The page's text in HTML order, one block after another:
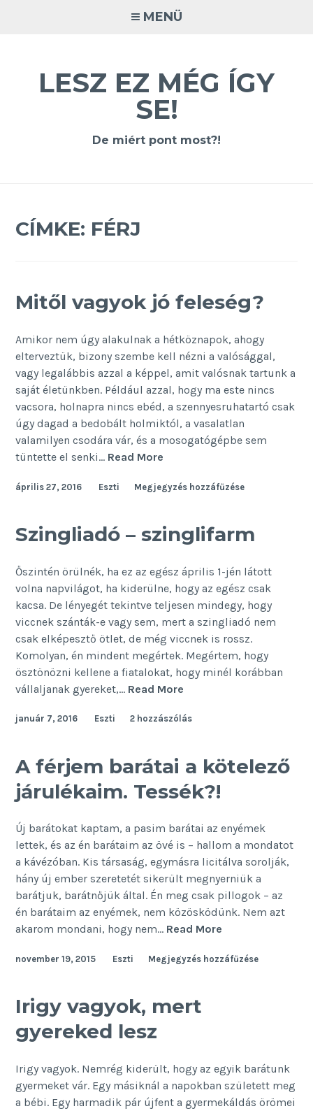
MENÜ
LESZ EZ MÉG ÍGY
SE!
De miért pont most?!
CÍMKE: FÉRJ
Mitől vagyok jó feleség?
Amikor nem úgy alakulnak a hétköznapok, ahogy
elterveztük, bizony szembe kell nézni a valósággal,
vagy legalábbis azzal a képpel, amit valósnak tartunk a
saját életünkben. Például azzal, hogy ma este nincs
vacsora, holnapra nincs ebéd, a szennyesruhatartó csak
úgy dagad a bedobált holmiktól, a vasalatlan
valamilyen csodára vár, és a mosogatógépbe sem
tüntette el senki… Read More
jó
április 27, 2016 Eszti Megjegyzés hozzáfűzése
Szingliadó – szinglifarm
Őszintén örülnék, ha ez az egész április 1-jén látott
volna napvilágot, ha kiderülne, hogy az egész csak
kacsa. De lényegét tekintve teljesen mindegy, hogy
viccnek szánták-e vagy sem, mert a szingliadó nem
csak elképesztő ötlet, de még viccnek is rossz.
Komolyan, én mindent megértek. Megértem, hogy
ösztönözni kellene a fiatalokat, hogy minél korábban
vállaljanak gyereket,… Read More
szinglifarm
január 7, 2016 Eszti 2 hozzászólás
A férjem barátai a kötelező
járulékaim. Tessék?!
Új barátokat kaptam, a pasim barátai az enyémek
lettek, és az én barátaim az övé is – hallom a mondatot
a kávézóban. Kis társaság, egymásra licitálva sorolják,
hány új ember szeretetét sikerült megnyerniük a
barátjuk, barátnőjük által. Én meg csak pillogok – az
én barátaim az enyémek, nem közösködünk. Nem azt
akarom mondani, hogy nem… Read More
barátai
november 19, 2015 Eszti Megjegyzés hozzáfűzése
Irigy vagyok, mert
gyereked lesz
Irigy vagyok. Nemrég kiderült, hogy az egyik barátunk
gyermeket vár. Egy másiknál a napokban született meg
a bébi. Egy harmadik pár újfent a gyermekáldás örömei